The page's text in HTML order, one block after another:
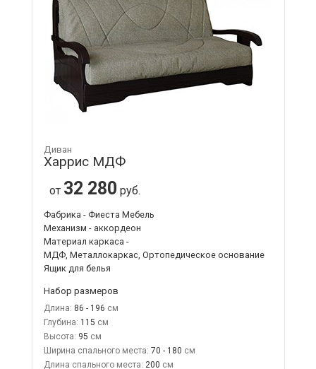
Диван
Харрис МДФ
от 32 280 руб.
Фабрика - Фиеста Мебель
Механизм - аккордеон
Материал каркаса -
МДФ, Металлокаркас, Ортопедическое основание
Ящик для белья
Набор размеров
Длина: 86 - 196
Глубина: 115
Высота: 95
Ширина спального места: 70 - 180
Длина спального места: 200